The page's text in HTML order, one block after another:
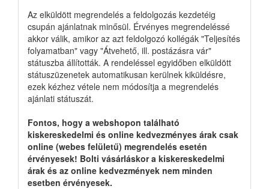
Az elküldött megrendelés a feldolgozás kezdetéig
csupán ajánlatnak minősül. Érvényes megrendeléssé
akkor válik, amikor az azt feldolgozó kollégák "Teljesítés
folyamatban" vagy "Átvehető, ill. postázásra vár"
státuszba állították. A rendeléssel egyidőben elküldött
státuszüzenetek automatikusan kerülnek kiküldésre,
ezek kézhez vétele nem módosítja a megrendelés
ajánlati státuszát.
Fontos, hogy a webshopon található
kiskereskedelmi és online kedvezményes árak csak
online (webes felületű) megrendelés esetén
érvényesek! Bolti vásárláskor a kiskereskedelmi
árak és az online kedvezmények nem minden
esetben érvényesek.